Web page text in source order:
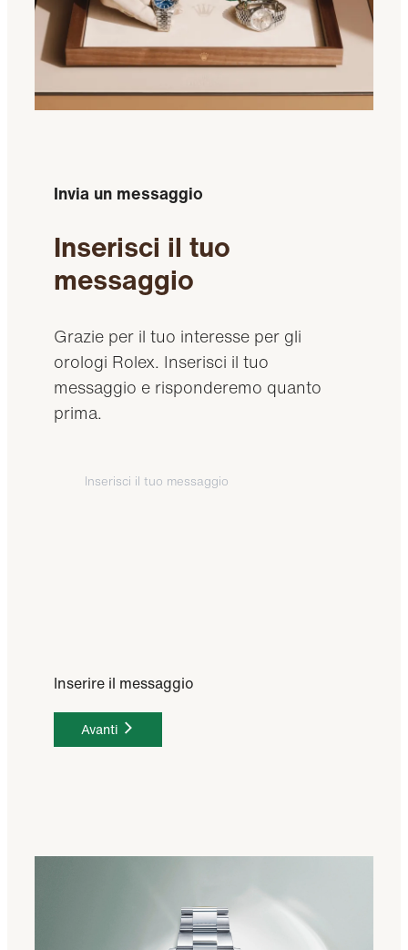
Invia un messaggio
Inserisci il tuo
messaggio
Grazie per il tuo interesse per gli
orologi Rolex. Inserisci il tuo
messaggio e risponderemo quanto
prima.
Inserire il messaggio
Avanti